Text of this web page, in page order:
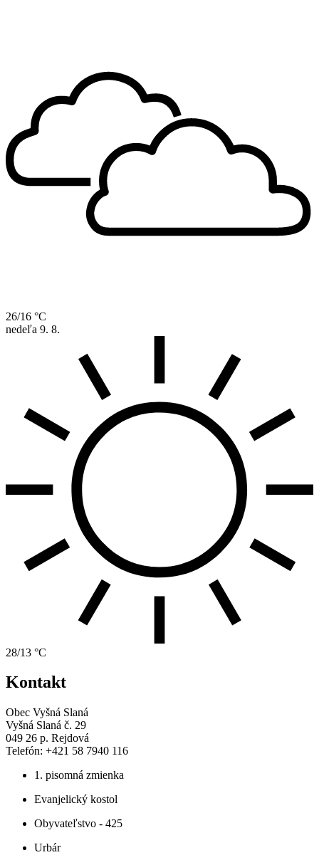
26/16 °C
nedeľa 9. 8.
28/13 °C
Kontakt
Obec Vyšná Slaná
Vyšná Slaná č. 29
049 26 p. Rejdová
Telefón: +421 58 7940 116
1. pisomná zmienka
Evanjelický kostol
Obyvateľstvo - 425
Urbár